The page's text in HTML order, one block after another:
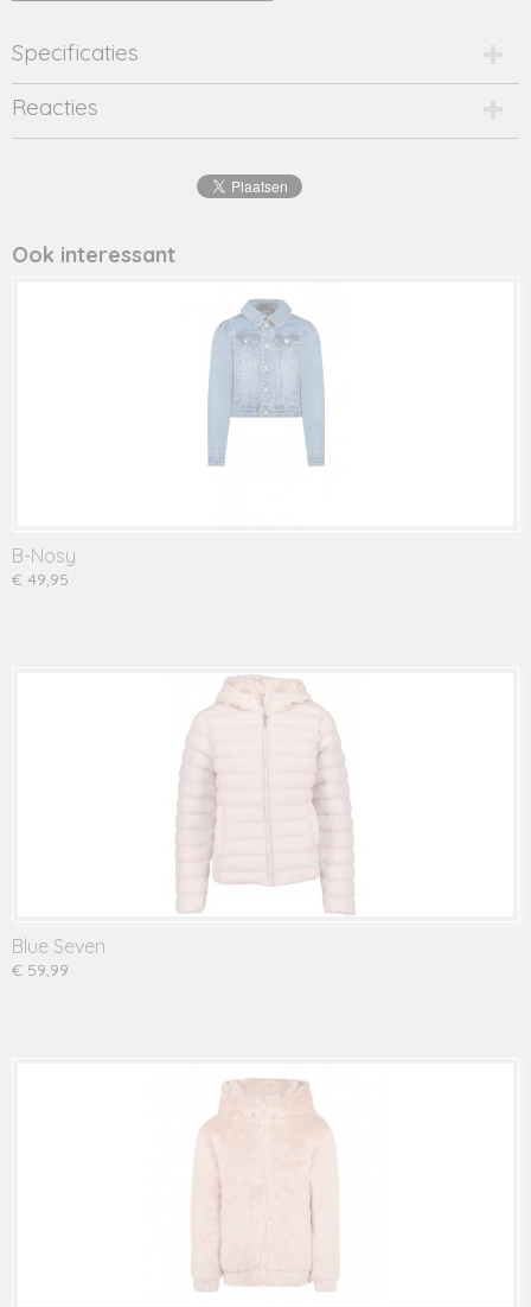
Specificaties
Productcode
1934-10933
Productcode leverancier
Reacties
Ook interessant
B-Nosy
€ 49,95
Blue Seven
€ 59,99